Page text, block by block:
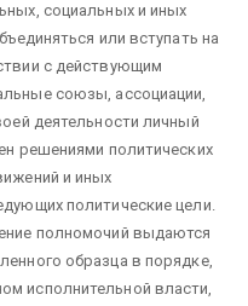
социальных и иных
или вступать на
с действующим
союзы, ассоциации,
деятельности личный
решениями политических
и иных
политические цели.
полномочий выдаются
образца в порядке,
исполнительной власти,